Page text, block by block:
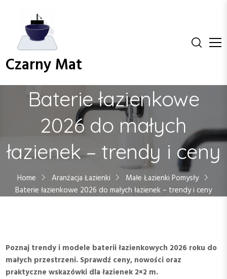
Czarny Mat
Baterie łazienkowe
2026 do małych
łazienek – trendy i ceny
Home Aranżacja Łazienki
Małe Łazienki Pomysły
Baterie łazienkowe 2026 do małych łazienek – trendy i ceny
Poznaj trendy i modele baterii łazienkowych 2026 roku do
małych przestrzeni. Sprawdź ceny, nowości oraz
praktyczne wskazówki dla łazienek 2×2 m.